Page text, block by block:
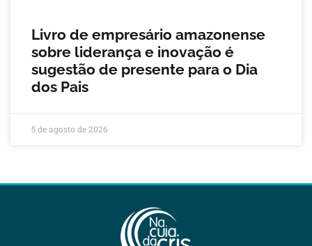
Livro de empresário amazonense
sobre liderança e inovação é
sugestão de presente para o Dia
dos Pais
5 de agosto de 2026